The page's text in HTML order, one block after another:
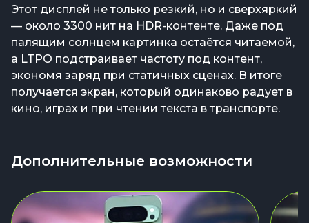
Этот дисплей не только резкий, но и сверхяркий
— около 3300 нит на HDR-контенте. Даже под
палящим солнцем картинка остаётся читаемой,
а LTPO подстраивает частоту под контент,
экономя заряд при статичных сценах. В итоге
получается экран, который одинаково радует в
кино, играх и при чтении текста в транспорте.
Дополнительные возможности